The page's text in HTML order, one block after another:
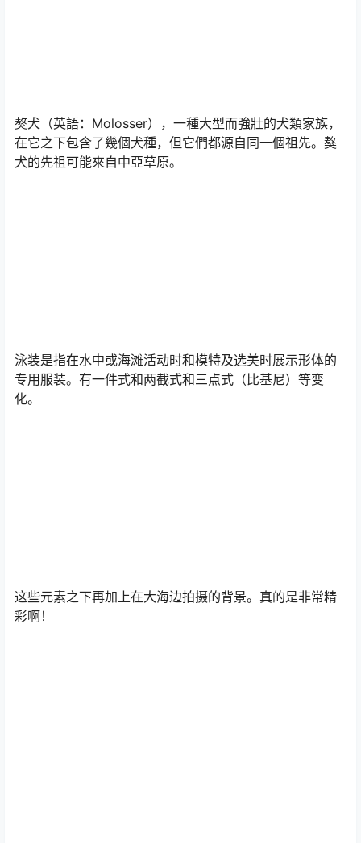
獒犬（英語：Molosser），一種大型而強壯的犬類家族，
在它之下包含了幾個犬種，但它們都源自同一個祖先。獒
犬的先祖可能來自中亞草原。
泳装是指在水中或海滩活动时和模特及选美时展示形体的
专用服装。有一件式和两截式和三点式（比基尼）等变
化。
这些元素之下再加上在大海边拍摄的背景。真的是非常精
彩啊！